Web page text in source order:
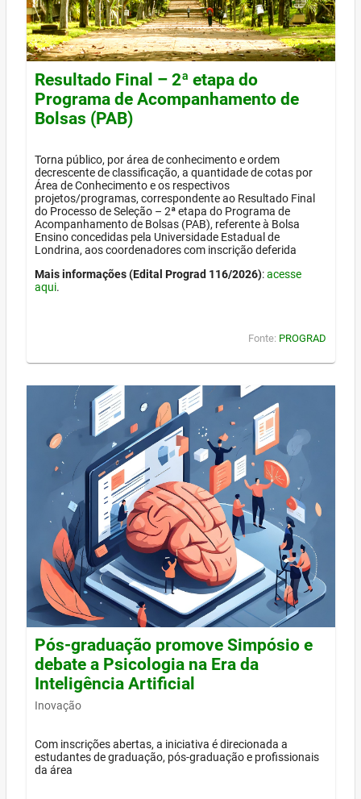
Resultado Final – 2ª etapa do
Programa de Acompanhamento de
Bolsas (PAB)
Torna público, por área de conhecimento e ordem
decrescente de classificação, a quantidade de cotas por
Área de Conhecimento e os respectivos
projetos/programas, correspondente ao Resultado Final
do Processo de Seleção – 2ª etapa do Programa de
Acompanhamento de Bolsas (PAB), referente à Bolsa
Ensino concedidas pela Universidade Estadual de
Londrina, aos coordenadores com inscrição deferida
Mais informações (Edital Prograd 116/2026):acesse
aqui.
Fonte: PROGRAD
Pós-graduação promove Simpósio e
debate a Psicologia na Era da
Inteligência Artificial
Inovação
Com inscrições abertas, a iniciativa é direcionada a
estudantes de graduação, pós-graduação e profissionais
da área